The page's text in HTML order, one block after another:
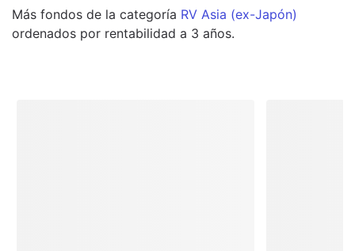
Más fondos de la categoría RV Asia (ex-Japón)
ordenados por rentabilidad a 3 años.